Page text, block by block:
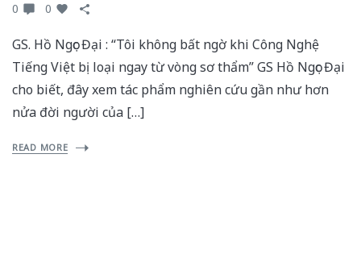
0
0
GS. Hồ Ngọc Đại : “Tôi không bất ngờ khi Công Nghệ
Tiếng Việt bị loại ngay từ vòng sơ thẩm” GS Hồ Ngọc Đại
cho biết, đây xem tác phẩm nghiên cứu gần như hơn
nửa đời người của […]
READ MORE